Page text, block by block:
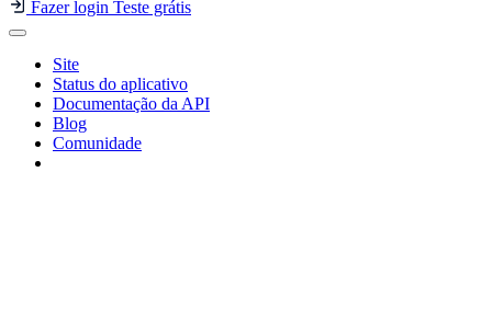
Fazer login Teste grátis
Site
Status do aplicativo
Documentação da API
Blog
Comunidade